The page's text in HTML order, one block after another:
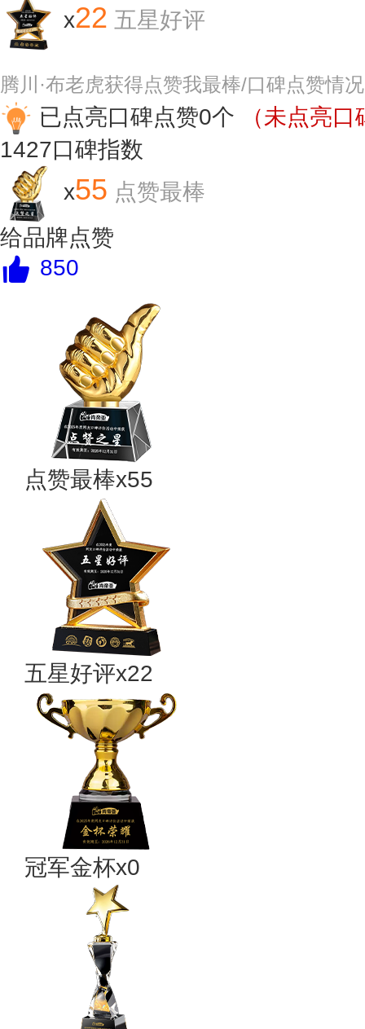
x22 五星好评
腾川·布老虎获得点赞我最棒/口碑点赞情
已点亮口碑点赞0个
（未点亮
1427口碑指数
x55 点赞最棒
给品牌点赞
850
点赞最棒x55
五星好评x22
冠军金杯x0